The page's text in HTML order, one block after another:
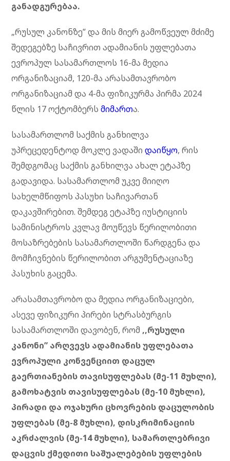
განადგურებაა.
„რუსულ კანონზე” და მის მიერ გამოწვეულ მძიმე
შედეგებზე საჩივრით ადამიანის უფლებათა
ევროპულ სასამართლოს 16-მა მედია
ორგანიზაციამ, 120-მა არასამთავრობო
ორგანიზაციამ და 4-მა ფიზიკურმა პირმა 2024
წლის 17 ოქტომბერს მიმართა.
სასამართლომ საქმის განხილვა
უპრეცედენტოდ მოკლე ვადაში დაიწყო, რის
შემდგომაც საქმის განხილვა ახალ ეტაპზე
გადავიდა. სასამართლომ უკვე მიიღო
სახელმწიფოს პასუხი საჩივართან
დაკავშირებით. შემდეგ ეტაპზე იუსტიციის
სამინისტროს კვლავ მოუწევს წერილობითი
მოსაზრებების სასამართლოში წარდგენა და
მომჩივნების წერილობით არგუმენტაციაზე
პასუხის გაცემა.
არასამთავრობო და მედია ორგანიზაციები,
ასევე ფიზიკური პირები სტრასბურგის
სასამართლოში დავობენ, რომ ,,რუსული
კანონი” არღვევს ადამიანის უფლებათა
ევროპული კონვენციით დაცულ
გაერთიანების თავისუფლებას (მე-11 მუხლი),
გამოხატვის თავისუფლებას (მე-10 მუხლი),
პირადი და ოჯახური ცხოვრების დაცულობის
უფლებას (მე-8 მუხლი), დისკრიმინაციის
აკრძალვის (მე-14 მუხლი), სამართლებრივი
დაცვის ქმედითი საშუალებების უფლების